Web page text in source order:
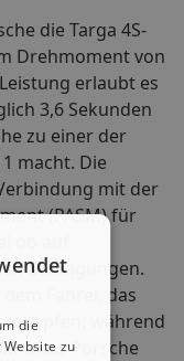
die Targa 4S-
Drehmoment von
erlaubt es
3,6 Sekunden
zu einer der
macht. Die
mit der
(PASM) für
ob auf
Bedingungen.
Fahrer, das
während
eines Porsche
die
zu